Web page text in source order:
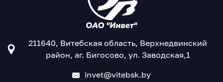
211640, Витебская область, Верхнедвинский
район, аг. Бигосово, ул. Заводская,1
invet@vitebsk.by